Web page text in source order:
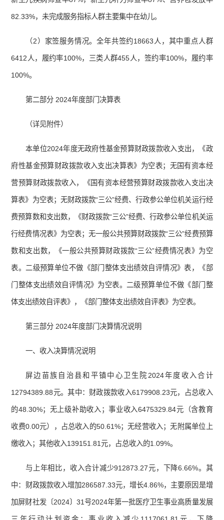
82.33%，未完成服务指标人群主要集中在幼儿。
（2）家签服务情况。全年共签约18663人，其中重点人群
6412人，履约率100%，三类人群455人，签约率100%，履约率
100%。
第二部分 2024年度部门决算表
（详见附件）
本单位2024年度无政府性基金预算财政拨款收入支出，《政
府性基金预算财政拨款收入支出决算表》为空表；无国有资本经
营预算财政拨款收入，《国有资本经营预算财政拨款收入支出决
算表》为空表；无财政拨款“三公”经费、行政参公单位机关运行经
费预算数和支出数，《财政拨款“三公”经费、行政参公单位机关运
行经费情况表》为空表；无一般公共预算财政拨款“三公”经费预算
数和支出数，《一般公共预算财政拨款“三公”经费情况表》为空
表。二级预算单位不做《部门整体支出绩效自评情况》表，《部
门整体支出绩效自评情况》为空表。二级预算单位不做《部门整
体支出绩效自评表》，《部门整体支出绩效自评表》为空表。
第三部分 2024年度部门决算情况说明
一、收入决算情况说明
屏边苗族自治县和平镇中心卫生院2024年度收入合计
12794389.88元。其中：财政拨款收入6179908.23元，占总收入
的48.30%；无上级补助收入；事业收入6475329.84元（含教育
收费0.00元），占总收入的50.61%；无经营收入；无附属单位上
缴收入；其他收入139151.81元，占总收入的1.09%。
与上年相比，收入合计减少912873.27元，下降6.66%。其
中：财政拨款收入增加286587.33元，增长4.86%，主要原因是增
加屏财社发〔2024〕31号2024年第一批医疗卫生事业高质量发展